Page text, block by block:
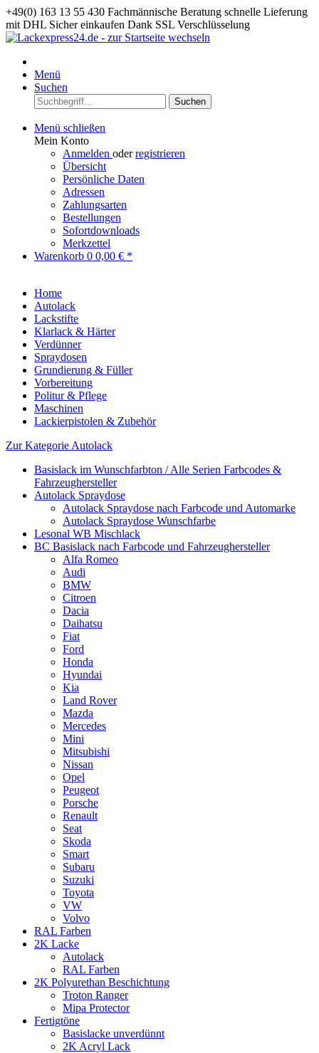
+49(0) 163 13 55 430 Fachmännische Beratung schnelle Lieferung
mit DHL Sicher einkaufen Dank SSL Verschlüsselung
Menü
Suchen
Suchen
Menü schließen
Mein Konto
Anmelden oderregistrieren
Übersicht
Persönliche Daten
Adressen
Zahlungsarten
Bestellungen
Sofortdownloads
Merkzettel
Warenkorb 0 0,00 € *
Home
Autolack
Lackstifte
Klarlack & Härter
Verdünner
Spraydosen
Grundierung & Füller
Vorbereitung
Politur & Pflege
Maschinen
Lackierpistolen & Zubehör
Zur Kategorie Autolack
Basislack im Wunschfarbton / Alle Serien Farbcodes &
Fahrzeughersteller
Autolack Spraydose
Autolack Spraydose nach Farbcode und Automarke
Autolack Spraydose Wunschfarbe
Lesonal WB Mischlack
BC Basislack nach Farbcode und Fahrzeughersteller
Alfa Romeo
Audi
BMW
Citroen
Dacia
Daihatsu
Fiat
Ford
Honda
Hyundai
Kia
Land Rover
Mazda
Mercedes
Mini
Mitsubishi
Nissan
Opel
Peugeot
Porsche
Renault
Seat
Skoda
Smart
Subaru
Suzuki
Toyota
VW
Volvo
RAL Farben
2K Lacke
Autolack
RAL Farben
2K Polyurethan Beschichtung
Troton Ranger
Mipa Protector
Fertigtöne
Basislacke unverdünnt
2K Acryl Lack